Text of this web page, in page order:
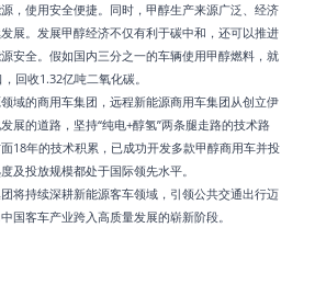
，使用安全便捷。同时，甲醇生产来源广泛、经济
展。发展甲醇经济不仅有利于碳中和，还可以推进
安全。假如国内三分之一的车辆使用甲醇燃料，就
回收1.32亿吨二氧化碳。
域的商用车集团，远程新能源商用车集团从创立伊
展的道路，坚持“纯电+醇氢”两条腿走路的技术路
18年的技术积累，已成功开发多款甲醇商用车并投
及投放规模都处于国际领先水平。
将持续深耕新能源客车领域，引领公共交通出行迈
国客车产业跨入高质量发展的崭新阶段。